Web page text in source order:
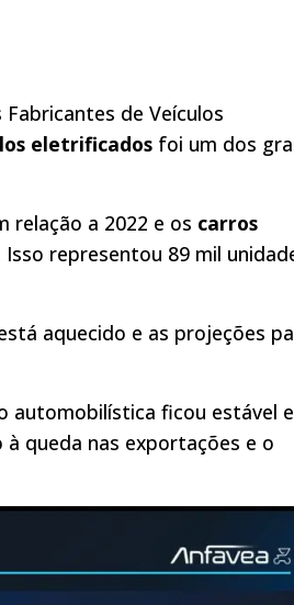
de Veículos
eletrificados foi um dos
relação a 2022 e os carros
representou 89 mil
aquecido e as projeções
automobilística ficou estável
à queda nas exportações e o